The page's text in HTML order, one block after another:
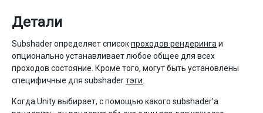
Детали
Subshader определяет списокпроходов рендеринга и
опционально устанавливает любое общее для всех
проходов состояние. Кроме того, могут быть установлены
специфичные для subshaderтэги
Когда Unity выбирает, с помощью какого subshader’а